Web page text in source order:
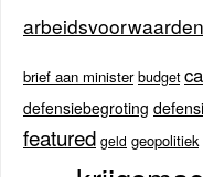
arbeidsvoorwaarden
brief aan minister budget
defensiebegroting
featured geld geopolitiek